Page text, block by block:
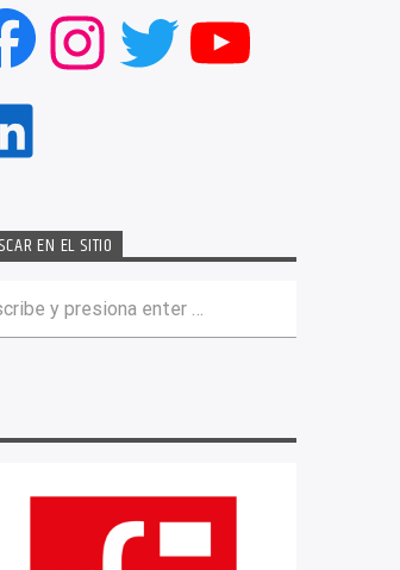
Instagram
Twitter
EN EL SITIO